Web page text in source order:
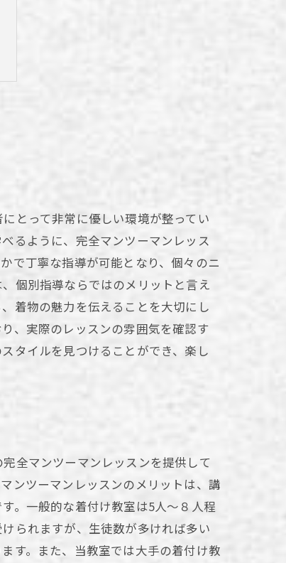
とって非常に優しい環境が整ってい
るように、完全マンツーマンレッス
で丁寧な指導が可能となり、個々のニ
個別指導ならではのメリットと言え
着物の魅力を伝えることを大切にし
、実際のレッスンの雰囲気を確認す
タイルを見つけることができ、楽し
全マンツーマンレッスンを提供して
ンツーマンレッスンのメリットは、講
。一般的な着付け教室は5人～８人程
られますが、生徒数が多ければ多い
す。また、当教室では大手の着付け教